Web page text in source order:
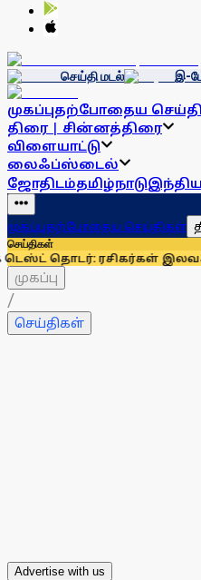
செய்தி மடல் இ-
முகப்புதற்போதைய
திரை | சின்னத்திரை
விளையாட்டு
லைஃப்ஸ்டைல்
ஜோதிடம்தமிழ்நாடு
முகப்புதற்போதைய செய்திகள்
செய்திகள்
ரசிகர்கள் இலவசமாக
முகப்பு
/
செய்திகள்
Advertise with us